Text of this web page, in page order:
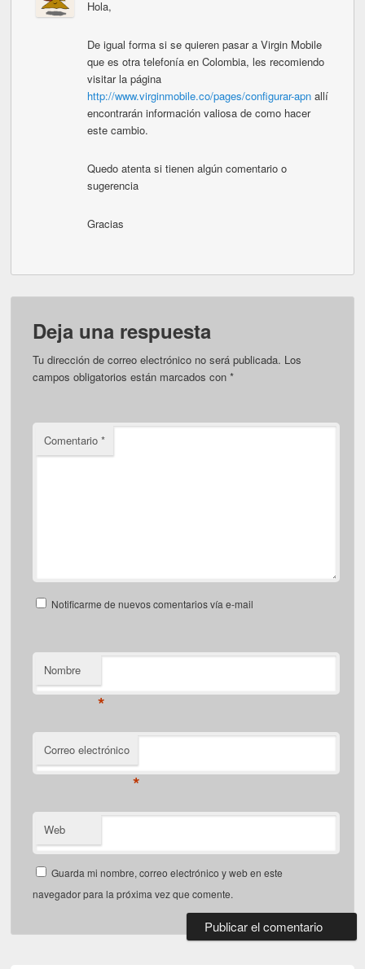
Hola,
De igual forma si se quieren pasar a Virgin Mobile
que es otra telefonía en Colombia, les recomiendo
visitar la página
http://www.virginmobile.co/pages/configurar-apnallí
encontrarán información valiosa de como hacer
este cambio.
Quedo atenta si tienen algún comentario o
sugerencia
Gracias
Deja una respuesta
Tu dirección de correo electrónico no será publicada. Los
campos obligatorios están marcados con*
Comentario*
Notificarme de nuevos comentarios vía e-mail
Nombre
*
Correo electrónico
*
Web
Guarda mi nombre, correo electrónico y web en este
navegador para la próxima vez que comente.